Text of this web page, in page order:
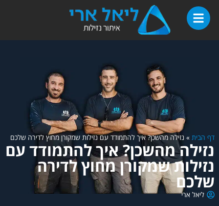
דף הבית» נזילה מהשכן? איך להתמודד עם נזילות שמקורן מחוץ לדירה שלכם
נזילה מהשכן? איך להתמודד עם
נזילות שמקורן מחוץ לדירה
שלכם
ליאל ארי